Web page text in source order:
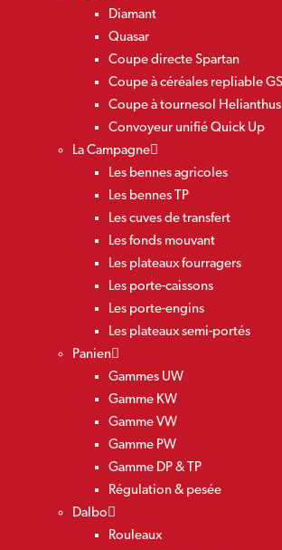
Diamant
Quasar
Coupe directe Spartan
Coupe à céréales repliable GS
Coupe à tournesol Helianthus
Convoyeur unifié Quick Up
La Campagne
Les bennes agricoles
Les bennes TP
Les cuves de transfert
Les fonds mouvant
Les plateaux fourragers
Les porte-caissons
Les porte-engins
Les plateaux semi-portés
Panien
Gammes UW
Gamme KW
Gamme VW
Gamme PW
Gamme DP & TP
Régulation & pesée
Dalbo
Rouleaux